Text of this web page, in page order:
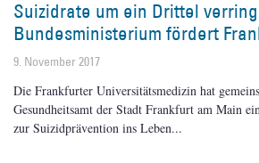
Suizidrate um ein Drittel
Bundesministerium fördert
9. November 2017
Die Frankfurter Universitätsmedizin hat
Gesundheitsamt der Stadt Frankfurt am Main
zur Suizidprävention ins Leben